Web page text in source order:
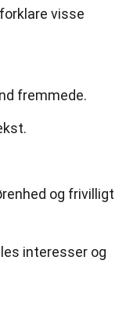
visse
fremmede.
og frivilligt
interesser og